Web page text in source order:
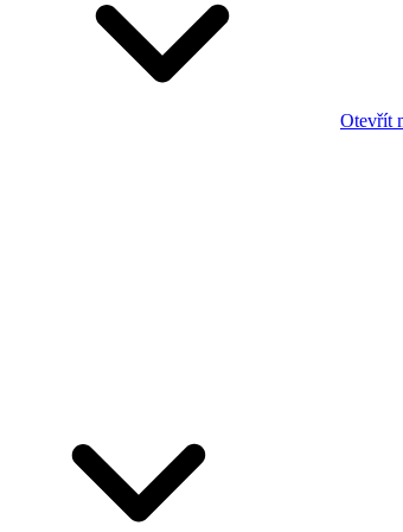
Otevřít